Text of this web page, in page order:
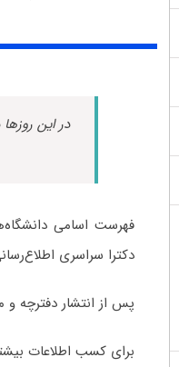
در این
فهرست اسامی
دکترا سراسری
پس از انتشار دفترچه
برای کسب اطلاعات